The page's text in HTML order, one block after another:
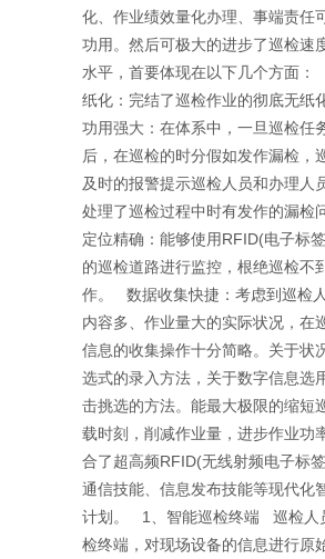
化、作业绩效量化办理、事端责任
功用。然后可极大的进步了巡检速
水平，首要体现在以下几个方面
纸化：完结了巡检作业的彻底无
功用强大：在体系中，一旦巡检任
后，在巡检的时分假如发作漏检，
及时的报警提示巡检人员和办理人
处理了巡检过程中时有发作的漏
定位精确：能够使用RFID(电子标
的巡检道路进行监控，根绝巡检不
作。 数据收集快捷：考虑到巡检
内容多、作业量大的实际状况，在
信息的收集操作十分简略。关于状
选式的录入方法，关于数字信息选
击挑选的方法。能最大极限的缩短
载时刻，削减作业量，进步作业
合了超高频RFID(无线射频电子标
通信技能、信息发布技能等现代化
计划。 1、智能巡检终端 巡检人
检终端，对现场设备的信息进行原